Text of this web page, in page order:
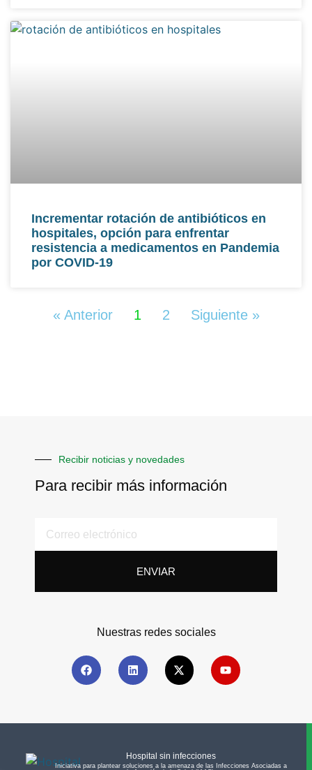
Incrementar rotación de antibióticos en
hospitales, opción para enfrentar
resistencia a medicamentos en Pandemia
por COVID-19
« Anterior 1 2 Siguiente »
Recibir noticias y novedades
Para recibir más información
ENVIAR
Nuestras redes sociales
Hospital sin infecciones
Iniciativa para plantear soluciones a la amenaza de las Infecciones Asociadas a